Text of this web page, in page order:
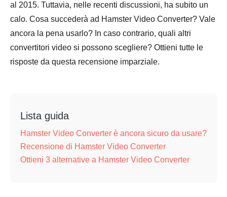
al 2015. Tuttavia, nelle recenti discussioni, ha subito un
calo. Cosa succederà ad Hamster Video Converter? Vale
ancora la pena usarlo? In caso contrario, quali altri
convertitori video si possono scegliere? Ottieni tutte le
risposte da questa recensione imparziale.
Lista guida
Hamster Video Converter è ancora sicuro da usare?
Recensione di Hamster Video Converter
Ottieni 3 alternative a Hamster Video Converter